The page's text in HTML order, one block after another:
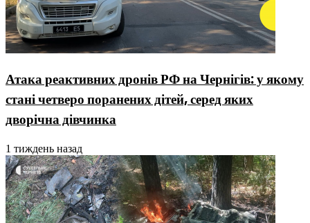
Атака реактивних дронів РФ на Чернігів: у якому
стані четверо поранених дітей, серед яких
дворічна дівчинка
1 тиждень назад